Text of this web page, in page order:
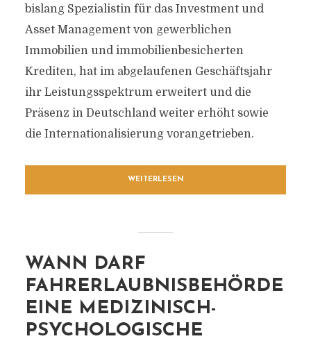
bislang Spezialistin für das Investment und
Asset Management von gewerblichen
Immobilien und immobilienbesicherten
Krediten, hat im abgelaufenen Geschäftsjahr
ihr Leistungsspektrum erweitert und die
Präsenz in Deutschland weiter erhöht sowie
die Internationalisierung vorangetrieben.
WEITERLESEN
WANN DARF
FAHRERLAUBNISBEHÖRDE
EINE MEDIZINISCH-
PSYCHOLOGISCHE